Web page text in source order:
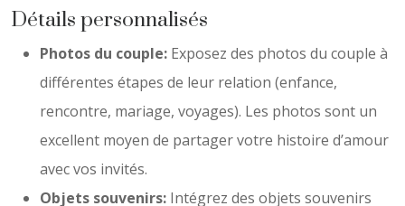
Détails personnalisés
Photos du couple: Exposez des photos du couple à
différentes étapes de leur relation (enfance,
rencontre, mariage, voyages). Les photos sont un
excellent moyen de partager votre histoire d’amour
avec vos invités.
Objets souvenirs: Intégrez des objets souvenirs